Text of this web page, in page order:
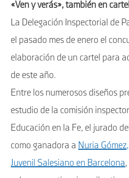
«Ven y verás», también en cartel
La Delegación Inspectorial de
el pasado mes de enero el
elaboración de un cartel para
de este año.
Entre los numerosos diseños
estudio de la comisión
Educación en la Fe, el jurado
como ganadora a Nuria
Juvenil Salesiano en Barcelona